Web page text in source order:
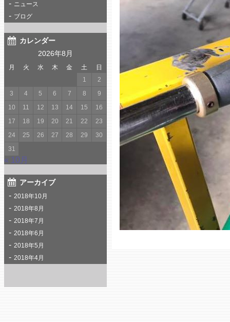
ニュース
ブログ
カレンダー
2026年8月
月 火 水 木 金 土
日
1
2
3
4 5 6 7 8
9
10
11 12 13 14 15
16
17
18 19 20 21 22
23
24
25 26 27 28 29
30
31
« 10月
アーカイブ
2018年10月
2018年8月
2018年7月
2018年6月
2018年5月
2018年4月